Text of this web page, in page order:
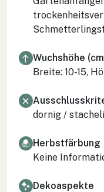
Wuchshöhe
Breite: 10-15,
dornig /
Herbstfärbung
Keine
Dekoaspekte